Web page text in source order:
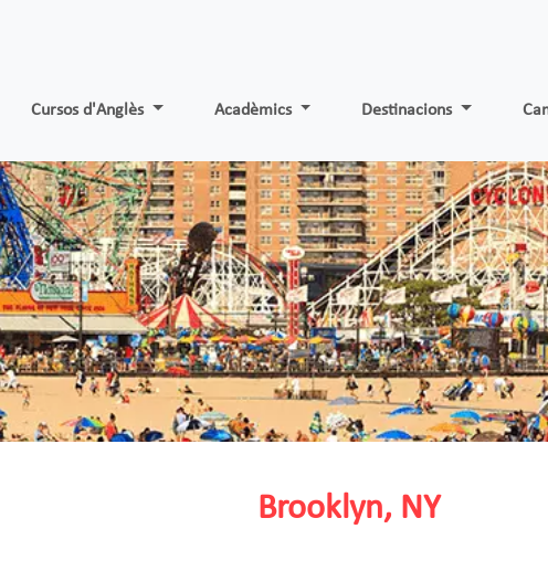
Cursos d'Anglès Acadèmics Destinacions
Brooklyn, NY